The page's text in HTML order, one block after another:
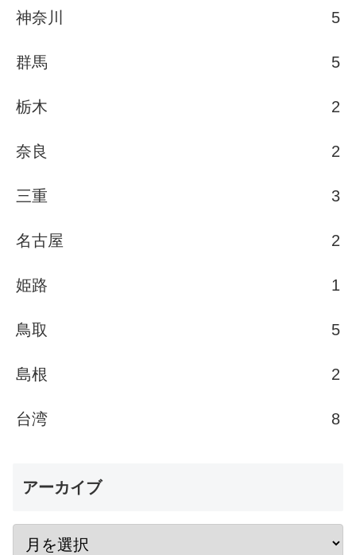
神奈川 5
群馬 5
栃木 2
奈良 2
三重 3
名古屋 2
姫路 1
鳥取 5
島根 2
台湾 8
アーカイブ